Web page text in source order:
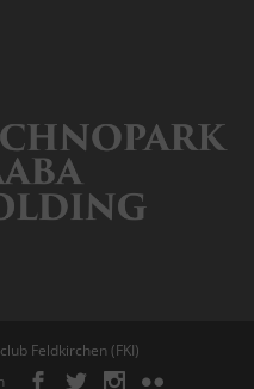
Feldkirchen (FKI)